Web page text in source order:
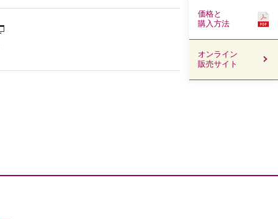
価格と
購入方法
オンライン
販売サイト